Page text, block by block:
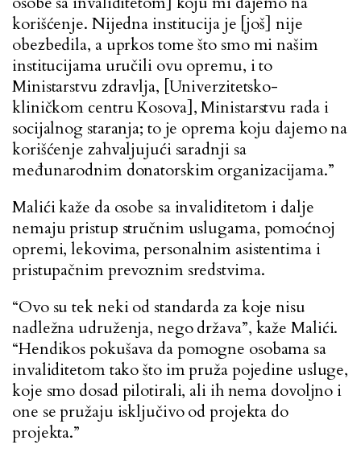
korišćenje. Nijedna institucija je [još] nije
obezbedila, a uprkos tome što smo mi našim
institucijama uručili ovu opremu, i to
Ministarstvu zdravlja, [Univerzitetsko-
kliničkom centru Kosova], Ministarstvu rada i
socijalnog staranja; to je oprema koju dajemo na
korišćenje zahvaljujući saradnji sa
međunarodnim donatorskim organizacijama.”
Malići kaže da osobe sa invaliditetom i dalje
nemaju pristup stručnim uslugama, pomoćnoj
opremi, lekovima, personalnim asistentima i
pristupačnim prevoznim sredstvima.
“Ovo su tek neki od standarda za koje nisu
nadležna udruženja, nego država”, kaže Malići.
“Hendikos pokušava da pomogne osobama sa
invaliditetom tako što im pruža pojedine usluge,
koje smo dosad pilotirali, ali ih nema dovoljno i
one se pružaju isključivo od projekta do
projekta.”